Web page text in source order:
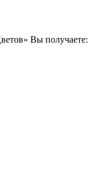
Вы получаете: